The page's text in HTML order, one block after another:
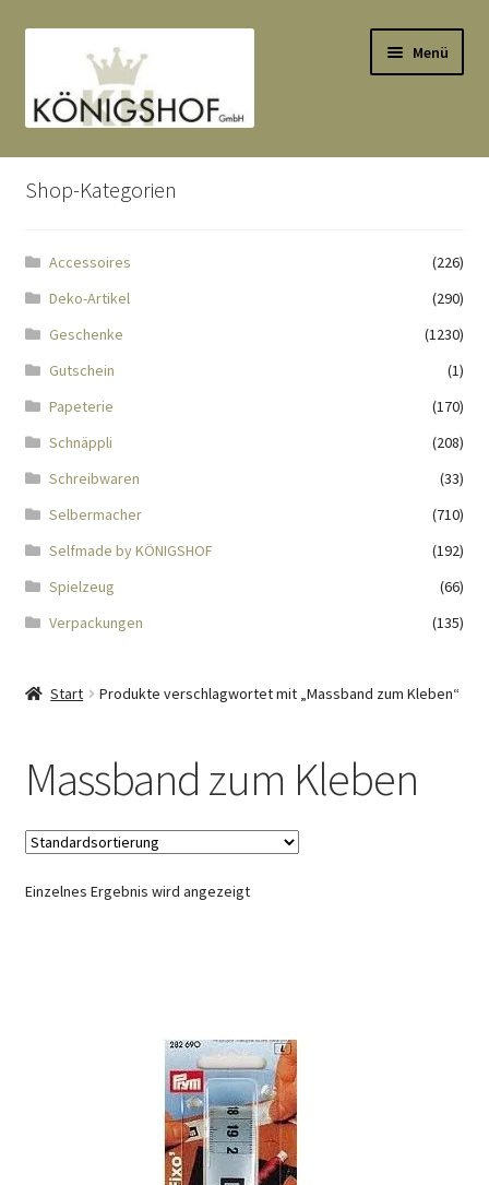
Navigation
springen
springen
Menü
Start
Anlässe
Datenauszug
Echtheit von Bewertungen
Impressum
Kasse
KÖNIGSHOF-Lädeli
Kontaktformular
Kunden-/Mitarbeitergeschenke
Shop-Kategorien
Accessoires
(226)
Deko-Artikel
(290)
Geschenke
(1230)
Gutschein
(1)
Papeterie
(170)
Schnäppli
(208)
Schreibwaren
(33)
Selbermacher
(710)
Selfmade by KÖNIGSHOF
(192)
Spielzeug
(66)
Verpackungen
(135)
Start Produkte verschlagwortet mit „Massband zum Kleben“
Massband zum Kleben
Einzelnes Ergebnis wird angezeigt